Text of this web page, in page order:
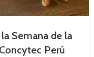
Semana de la
Perú